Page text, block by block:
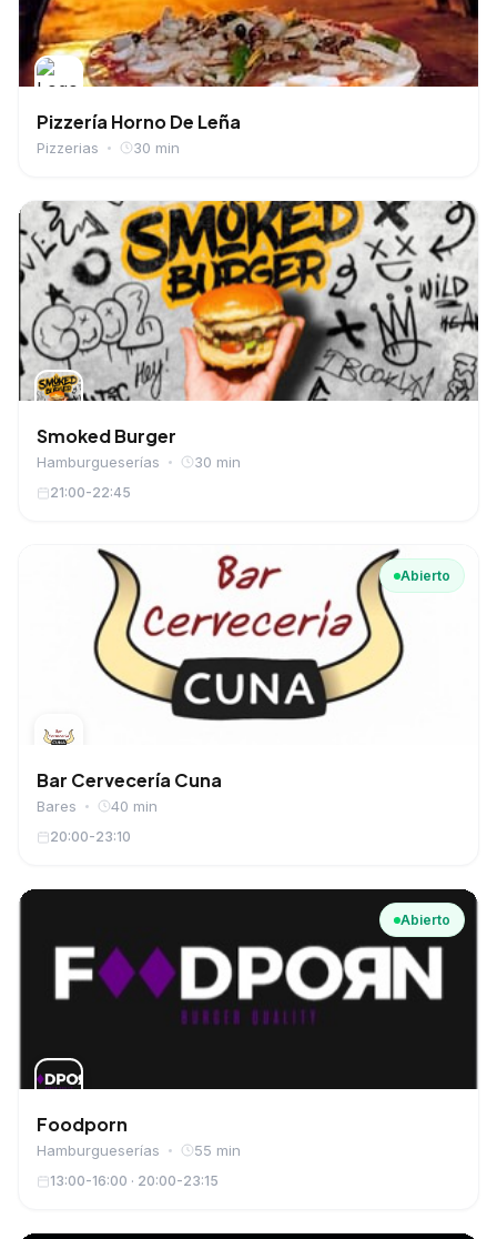
Pizzería Horno De Leña
Pizzerias 30 min
Smoked Burger
Hamburgueserías 30 min
21:00-22:45
Abierto
Bar Cervecería Cuna
Bares 40 min
20:00-23:10
Abierto
Foodporn
Hamburgueserías 55 min
13:00-16:00 · 20:00-23:15